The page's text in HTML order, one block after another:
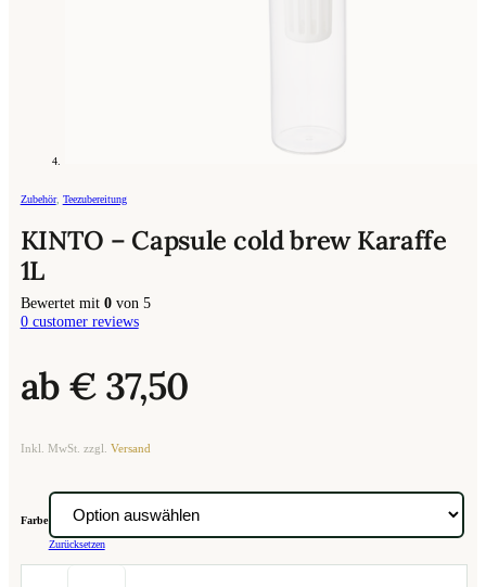
Zubehör, Teezubereitung
KINTO – Capsule cold brew Karaffe
1L
Bewertet mit 0von 5
0customer reviews
ab €37,50
Inkl. MwSt. zzgl. Versand
Farbe
Zurücksetzen